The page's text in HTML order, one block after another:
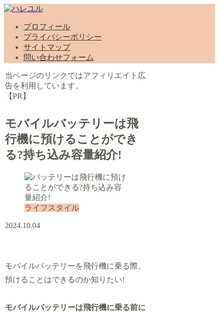
プロフィール
プライバシーポリシー
サイトマップ
問い合わせフォーム
当ページのリンクではアフィリエイト広
告を利用しています。
【PR】
モバイルバッテリーは飛
行機に預けることができ
る?持ち込み容量紹介!
ライフスタイル
2024.10.04
モバイルバッテリーを飛行機に乗る際、
預けることはできるのか知りたい!
モバイルバッテリーは飛行機に乗る前に